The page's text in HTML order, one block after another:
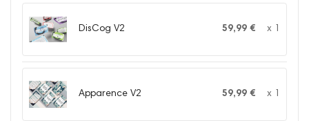
DisCog V2 59,99 € x 1
Apparence V2 59,99 € x 1